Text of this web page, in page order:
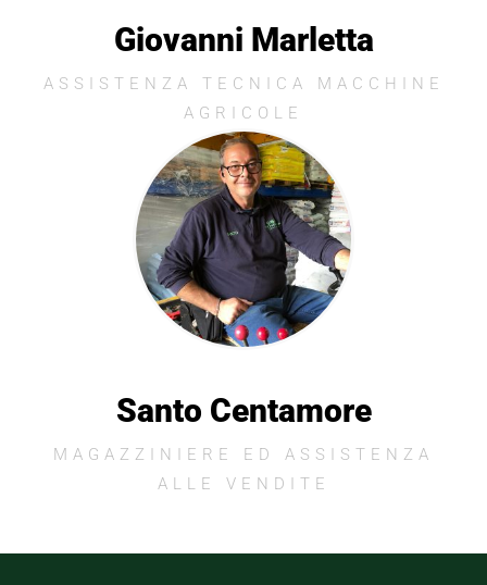
Giovanni Marletta
ASSISTENZA TECNICA MACCHINE
AGRICOLE
Santo Centamore
MAGAZZINIERE ED ASSISTENZA
ALLE VENDITE